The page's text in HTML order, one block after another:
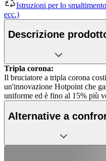
Istruzioni per lo
ecc.)
Descrizione
Tripla corona:
Il bruciatore a tripla corona
un'innovazione Hotpoint che
uniforme ed è fino al 15% più
Alternative a